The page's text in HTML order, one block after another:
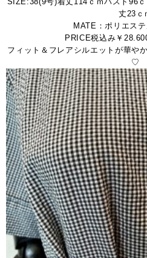
丈23ｃ
MATE：ポリエス
PRICE税込み￥
フィット＆フレアシルエットが華や
♡